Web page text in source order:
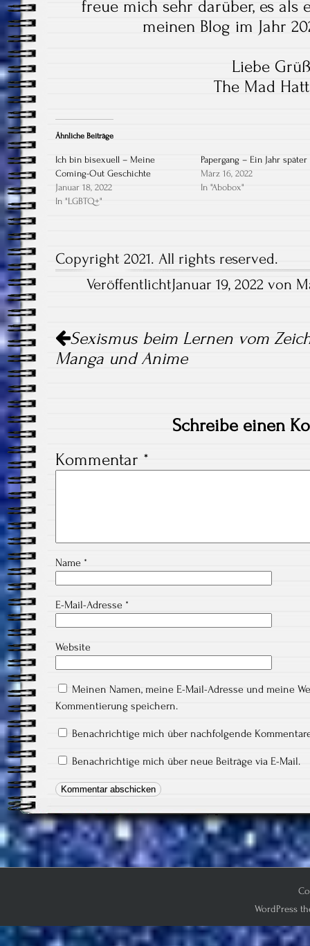
freue mich sehr darüber, es als
meinen Blog im Jahr
Liebe
The Mad
Ähnliche Beiträge
Ich bin bisexuell – Meine
Coming-Out Geschichte
Januar 18, 2022
In "LGBTQ+"
Papergang – Ein Jahr später
März 16, 2022
In "Abobox"
Copyright 2021. All rights reserved.
VeröffentlichtJanuar 19, 2022 von
Navigation
Sexismus beim Lernen vom
Manga und Anime
Schreibe einen
Kommentar *
Name *
E-Mail-Adresse *
Website
Meinen Namen, meine E-Mail-Adresse und meine
Kommentierung speichern.
Benachrichtige mich über nachfolgende
Benachrichtige mich über neue Beiträge via E-Mail.
WordPress